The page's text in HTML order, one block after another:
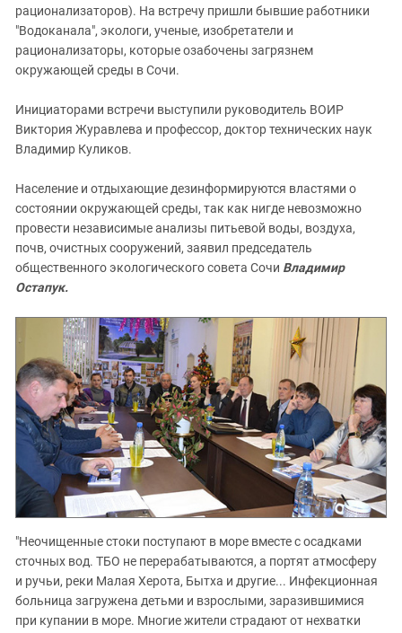
ЮФО
рационализаторов). На встречу пришли бывшие работники
"Водоканала", экологи, ученые, изобретатели и
рационализаторы, которые озабочены загрязнем
окружающей среды в Сочи.
Инициаторами встречи выступили руководитель ВОИР
Виктория Журавлева и профессор, доктор технических наук
Владимир Куликов.
Население и отдыхающие дезинформируются властями о
состоянии окружающей среды, так как нигде невозможно
провести независимые анализы питьевой воды, воздуха,
почв, очистных сооружений, заявил председатель
общественного экологического совета Сочи Владимир
Остапук.
"Неочищенные стоки поступают в море вместе с осадками
сточных вод. ТБО не перерабатываются, а портят атмосферу
и ручьи, реки Малая Херота, Бытха и другие... Инфекционная
больница загружена детьми и взрослыми, заразившимися
при купании в море. Многие жители страдают от нехватки